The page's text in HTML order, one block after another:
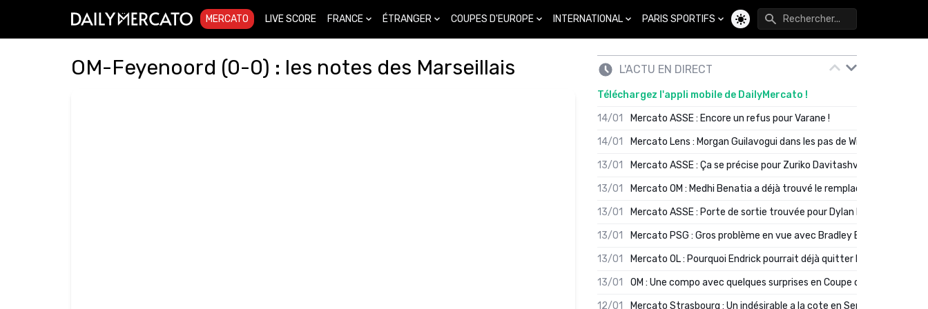
MERCATO LIVE SCORE FRANCE ÉTRANGER COUPES D'EUROPE INTERNATIONAL PARIS SPORTIFS
Changer de thème
OM-Feyenoord (0-0) : les notes des Marseillais L'ACTU EN DIRECT
Téléchargez l'appli mobile de DailyMercato !
14/01
Mercato ASSE : Encore un refus pour Varane !
14/01
Mercato Lens : Morgan Guilavogui dans les pas de Will Still ?
13/01
Mercato ASSE : Ça se précise pour Zuriko Davitashvili
13/01
Mercato OM : Medhi Benatia a déjà trouvé le remplaçant de Robinio
13/01
Mercato ASSE : Porte de sortie trouvée pour Dylan Batubinsika
13/01
Mercato PSG : Gros problème en vue avec Bradley Barcola ?
13/01
Mercato OL : Pourquoi Endrick pourrait déjà quitter Lyon en janvier
13/01
OM : Une compo avec quelques surprises en Coupe de France
12/01
Mercato Strasbourg : Un indésirable a la cote en Serie A